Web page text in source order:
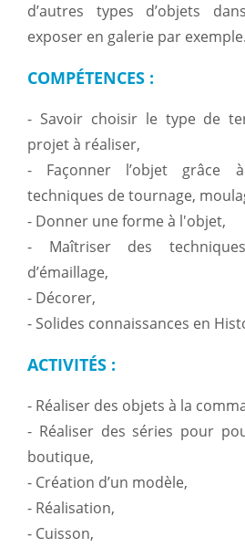
d’autres types d’objets
exposer en galerie par exemple.
COMPÉTENCES :
- Savoir choisir le type de
projet à réaliser,
- Façonner l’objet grâce
techniques de tournage,
- Donner une forme à l'objet,
- Maîtriser des
d’émaillage,
- Décorer,
- Solides connaissances en
ACTIVITÉS :
- Réaliser des objets à la
- Réaliser des séries pour
boutique,
- Création d’un modèle,
- Réalisation,
- Cuisson,